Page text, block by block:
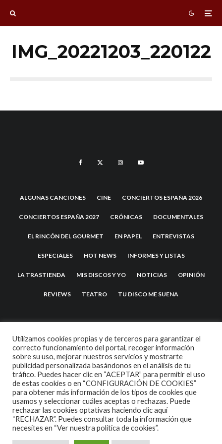
IMG_20221203_220122
ALGUNAS CANCIONES CINE CONCIERTOS ESPAÑA 2026
CONCIERTOS ESPAÑA 2027 CRÓNICAS DOCUMENTALES
EL RINCÓN DEL GOURMET EN PAPEL ENTREVISTAS
ESPECIALES HOT NEWS INFORMES Y LISTAS
LA TRASTIENDA MIS DISCOS Y YO NOTICIAS OPINIÓN
REVIEWS TEATRO TU DISCO ME SUENA
2007 COPYRIGHT -CODETIPITHEME
Utilizamos cookies propias y de terceros para garantizar el
correcto funcionamiento del portal, recoger información
sobre su uso, mejorar nuestros servicios y mostrarte
publicidad personalizada basándonos en el análisis de tu
tráfico. Puedes hacer clic en “ACEPTAR” para permitir el uso
de estas cookies o en “CONFIGURACIÓN DE COOKIES”
para obtener más información de los tipos de cookies que
usamos y seleccionar cuáles aceptas o rechazas. Puede
rechazar las cookies optativas haciendo clic aquí
“RECHAZAR”. Puedes consultar toda la información que
necesites en “Ver nuestra política de cookies”.